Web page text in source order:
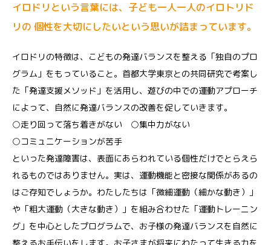
イロドリという言葉には、子ども一人一人のイロトリド
リの 個性を大切にしたいという思いが詰まっています。
イロドリの特徴は、こどもの発達バランスを整える「独自のプロ
グラム」をもっていること。首都大学東京との共同研究で考案し
た「発達支援メソッド」を活用し、遊びの中での運動アプローチ
によって、自然に発達バランスの改善を促していきます。
○走り回って落ち着きがない ○集中力がない
○コミュニケーションが苦手
といった発達障害は、表面にあらわれている個性だけでとらえら
れるものではありません。実は、運動機能と密接な関係があるの
はご存知でしょうか。わたしたちは「微細運動（細かな動き）」
や「粗大運動（大きな動き）」を組み合わせた「運動トレーニン
グ」を中心としたプログラムで、お子様の発達バランスを自然に